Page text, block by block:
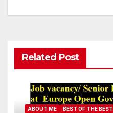
Related Post
ABOUT ME BEST OF THE BEST